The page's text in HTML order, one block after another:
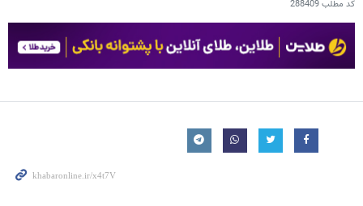
کد مطلب288409